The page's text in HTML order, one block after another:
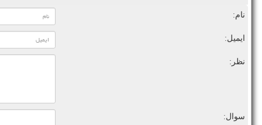
نام:
ایمیل:
نظر:
سوال: